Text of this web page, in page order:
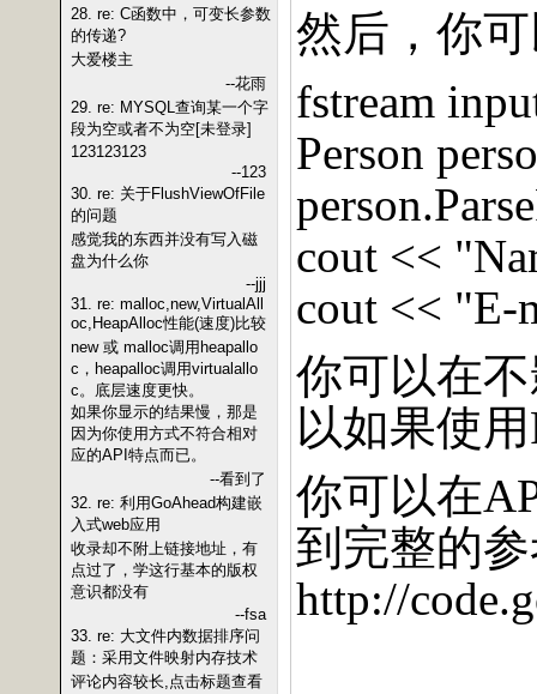
28. re: C函数中，可变长参数
的传递?
大爱楼主
--花雨
29. re: MYSQL查询某一个字
段为空或者不为空[未登录]
123123123
--123
30. re: 关于FlushViewOfFile
的问题
感觉我的东西并没有写入磁
盘为什么你
--jjj
31. re: malloc,new,VirtualAll
oc,HeapAlloc性能(速度)比较
new 或 malloc调用heapallo
c，heapalloc调用virtualallo
c。底层速度更快。
如果你显示的结果慢，那是
因为你使用方式不符合相对
应的API特点而已。
--看到了
32. re: 利用GoAhead构建嵌
入式web应用
收录却不附上链接地址，有
点过了，学这行基本的版权
意识都没有
--fsa
33. re: 大文件内数据排序问
题：采用文件映射内存技术
评论内容较长,点击标题查看
然后，你
fstream
Person
cout <<
cout << "E-
你可以在
以如果使用
你可以在
到完整的
http://